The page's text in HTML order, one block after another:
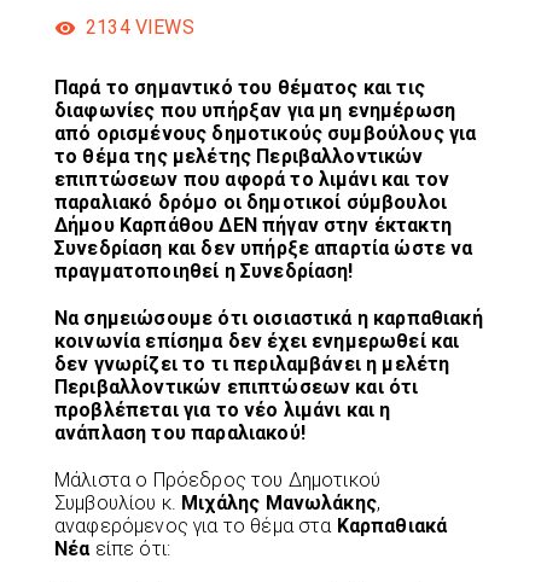
2134 VIEWS
Παρά το σημαντικό του θέματος και τις
διαφωνίες που υπήρξαν για μη ενημέρωση
από ορισμένους δημοτικούς συμβούλους για
το θέμα της μελέτης Περιβαλλοντικών
επιπτώσεων που αφορά το λιμάνι και τον
παραλιακό δρόμο οι δημοτικοί σύμβουλοι
Δήμου Καρπάθου ΔΕΝ πήγαν στην έκτακτη
Συνεδρίαση και δεν υπήρξε απαρτία ώστε να
πραγματοποιηθεί η Συνεδρίαση!
Να σημειώσουμε ότι οισιαστικά η καρπαθιακή
κοινωνία επίσημα δεν έχει ενημερωθεί και
δεν γνωρίζει το τι περιλαμβάνει η μελέτη
Περιβαλλοντικών επιπτώσεων και ότι
προβλέπεται για το νέο λιμάνι και η
ανάπλαση του παραλιακού!
Μάλιστα ο Πρόεδρος του Δημοτικού
Συμβουλίου κ. Μιχάλης Μανωλάκης,
αναφερόμενος για το θέμα στα Καρπαθιακά
Νέα είπε ότι: